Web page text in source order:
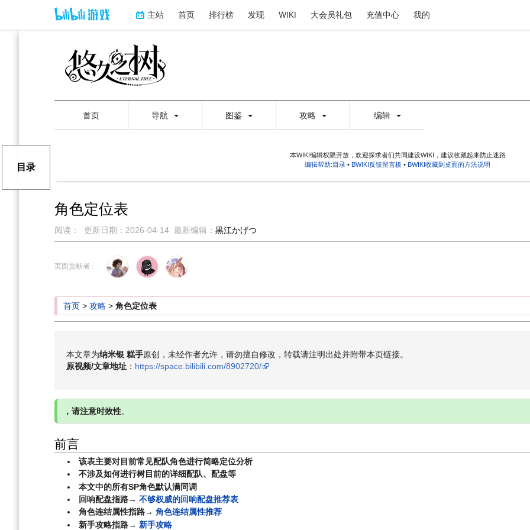
主站 首页 排行榜 发现 WIKI 大会员礼包 充值中心 我的
首页 导航 图鉴 攻略 编辑
本WIKI编辑权限开放，欢迎探求者们共同建设WIKI，建议收藏起来防止迷路
编辑帮助:目录 • BWIKI反馈留言板 • BWIKI收藏到桌面的方法说明
角色定位表
阅读： 更新日期： 2026-04-14 最新编辑： 黒江かげつ
到
到
页面贡献者 :
首页 > 攻略 > 角色定位表
本文章为纳米银 糕手原创，未经作者允许，请勿擅自修改，转载请注明出处并附带本页链接。
原视频/文章地址 ： https://space.bilibili.com/8902720/
，请注意时效性。
目录
前言
该表主要对目前常见配队角色进行简略定位分析
不涉及如何进行树目前的详细配队、配盘等
本文中的所有SP角色默认满同调
回响配盘指路→不够权威的回响配盘推荐表
角色连结属性指路→角色连结属性推荐
新手攻略指路→ 新手攻略